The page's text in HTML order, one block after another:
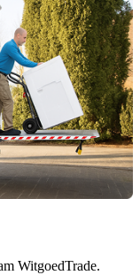
WitgoedTrade.